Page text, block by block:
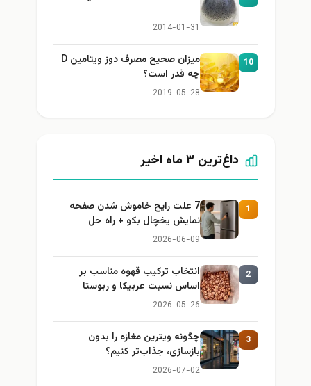
2014-01-31
10
میزان صحیح مصرف دوز ویتامین D
چه قدر است؟
2019-05-28
داغ‌ترین ۳ ماه اخیر
1
7 علت رایج خاموش شدن صفحه
نمایش یخچال بکو + راه حل
2026-06-09
2
انتخاب ترکیب قهوه مناسب بر
اساس نسبت عربیکا و ربوستا
2026-05-26
3
چگونه ویترین مغازه را بدون
بازسازی، جذاب‌تر کنیم؟
2026-07-02